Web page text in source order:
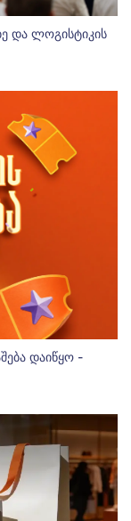
და ლოგისტიკის
დაიწყო -